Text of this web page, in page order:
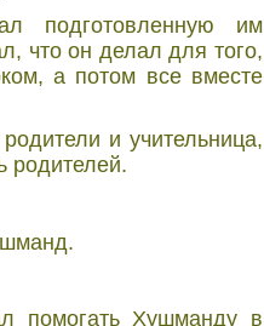
подготовленную им
что он делал для того,
а потом все вместе
и учительница,
родителей.
помогать Хушманду в